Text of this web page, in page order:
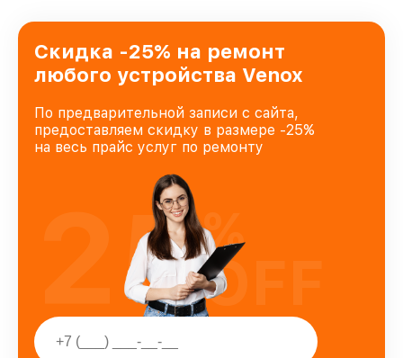
Скидка -25% на ремонт
любого устройства Venox
По предварительной записи с сайта,
предоставляем скидку в размере -25%
на весь прайс услуг по ремонту
25%
OFF